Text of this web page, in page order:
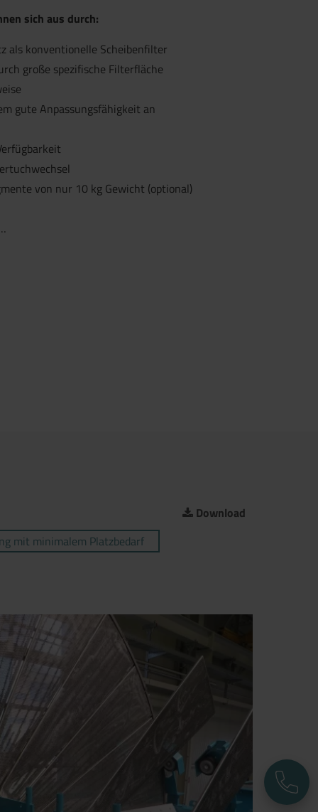
sich aus durch:
als konventionelle Scheibenfilter
große spezifische Filterfläche
gute Anpassungsfähigkeit an
von nur 10 kg Gewicht (optional)
Download
mit minimalem Platzbedarf
- Filter Segmente aus Metall